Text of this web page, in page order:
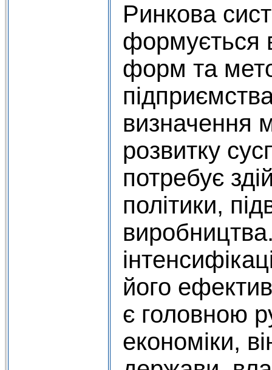
Ринкова
формується
форм та
визначення
розвитку
потребує
політики,
його
є головною
економіки,